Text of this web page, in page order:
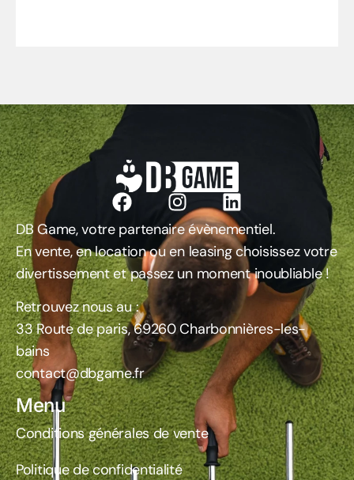
DB Game, votre partenaire évènementiel.
En vente, en location ou en leasing choisissez votre
divertissement et passez un moment inoubliable !
Retrouvez nous au :
33 Route de paris, 69260 Charbonnières-les-
bains
contact@dbgame.fr
Menu
Conditions générales de vente
Politique de confidentialité